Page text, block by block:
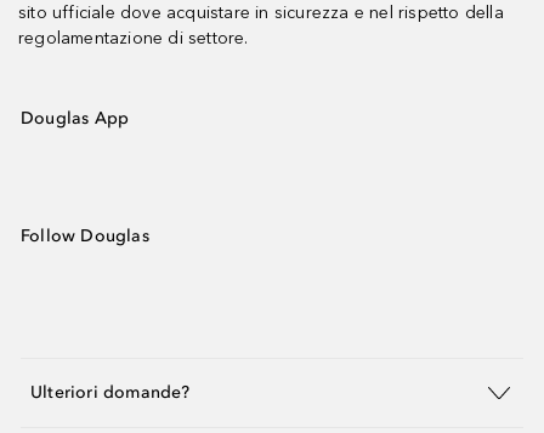
sito ufficiale dove acquistare in sicurezza e nel rispetto della
regolamentazione di settore.
Douglas App
Follow Douglas
Ulteriori domande?